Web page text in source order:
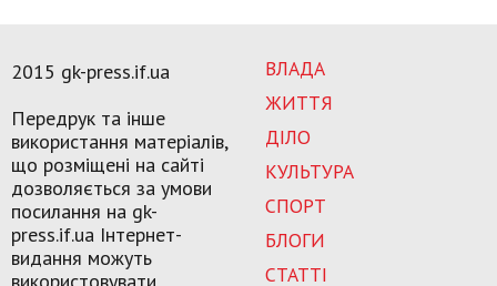
ВЛАДА
ЖИТТЯ
ДІЛО
КУЛЬТУРА
СПОРТ
БЛОГИ
СТАТТІ
2015 gk-press.if.ua
Передрук та інше
використання матеріалів,
що розміщені на сайті
дозволяється за умови
посилання на gk-
press.if.ua Інтернет-
видання можуть